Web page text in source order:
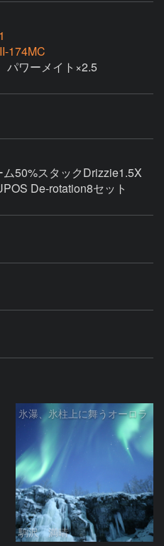
174MC
パワーメイト×2.5
50%スタックDrizzie1.5X
De-rotation8セット
氷瀑、氷柱上に舞うオーロラ
駒沢 満晴